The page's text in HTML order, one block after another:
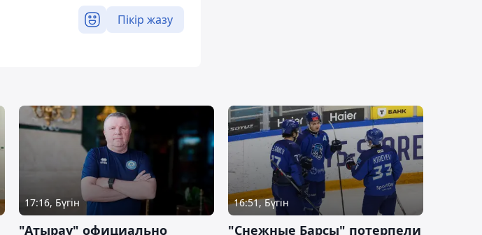
Пікір жазу
17:16, Бүгін
"Атырау" официально
16:51, Бүгін
"Снежные Барсы" потерпели